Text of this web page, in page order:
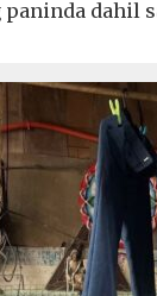
dahil